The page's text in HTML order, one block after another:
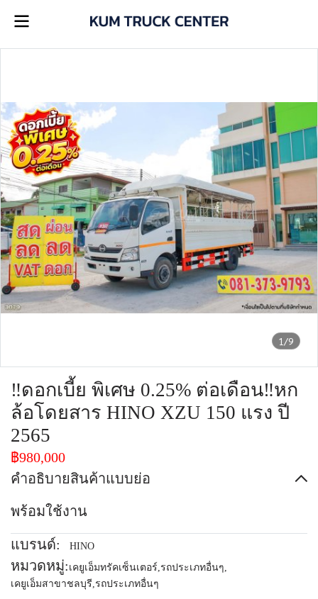
1/9
‼️ดอกเบี้ย พิเศษ 0.25% ต่อเดือน‼️หก
ล้อโดยสาร HINO XZU 150 แรง ปี
2565
฿980,000
คำอธิบายสินค้าแบบย่อ
พร้อมใช้งาน
แบรนด์: HINO
หมวดหมู่: เคยูเอ็มทรัคเซ็นเตอร์,รถประเภทอื่นๆ,
เคยูเอ็มสาขาชลบุรี,รถประเภทอื่นๆ